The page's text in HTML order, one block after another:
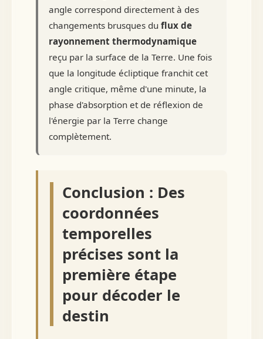
angle correspond directement à des
changements brusques du flux de
rayonnement thermodynamique
reçu par la surface de la Terre. Une fois
que la longitude écliptique franchit cet
angle critique, même d'une minute, la
phase d'absorption et de réflexion de
l'énergie par la Terre change
complètement.
Conclusion : Des
coordonnées
temporelles
précises sont la
première étape
pour décoder le
destin